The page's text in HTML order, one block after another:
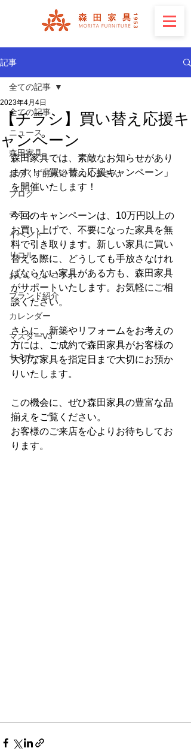
記事
全ての記事
ニュース
森田家具
おがくず酵素浴 森のくまさん
ブログ
チラシ
イベント
リコル
おいいしいコラボ
ブランド紹介
カレンダー
マスターV3
セミナー
全ての記事
【チラシ】買い替え応援キ
ャンペーン
2023年4月4日
森田家具では、素敵なお知らせがあり
ます！「買い替え応援キャンペーン」
を開催いたします！
今回のキャンペーンは、10万円以上の
お買い上げで、不要になった家具を無
料で引き取ります。新しい家具に買い
替える際に、どうしても手放さなけれ
ばならない家具がある方も、森田家具
がサポートいたします。お気軽にご相
談ください。
さらに、新築やリフォームをお考えの
方には、ご成約で森田家具がお客様の
大切な家具を指定日まで大切にお預か
りいたします。
この機会に、ぜひ森田家具の豊富な品
揃えをご覧ください。
お客様のご来店を心よりお待ちしてお
ります。